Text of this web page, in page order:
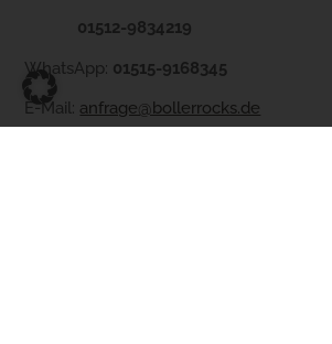
01512-9834219
WhatsApp: 01515-9168345
E-Mail: anfrage@bollerrocks.de